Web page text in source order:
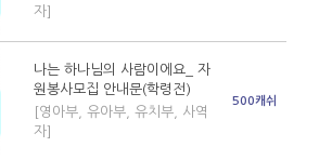
자]
나는 하나님의 사람이에요_ 자
원봉사모집 안내문(학령전)
[영아부, 유아부, 유치부, 사역
자]
500캐쉬